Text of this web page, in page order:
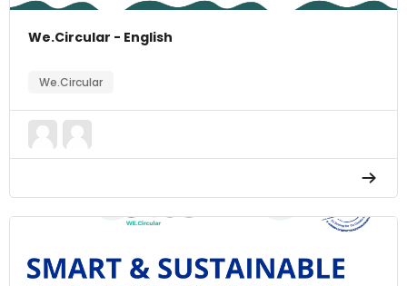
We.Circular - English
We.Circular